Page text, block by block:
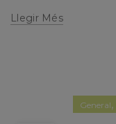
Llegir Més
General,